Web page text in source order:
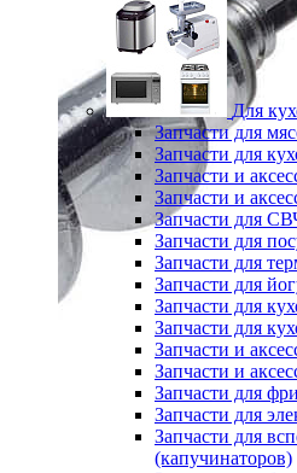
Для
Запчасти для
Запчасти для
Запчасти и
Запчасти и
Запчасти для
Запчасти для
Запчасти для
Запчасти для
Запчасти для
Запчасти для
Запчасти и
Запчасти и
Запчасти для
Запчасти для
Запчасти для
(капучинаторов)